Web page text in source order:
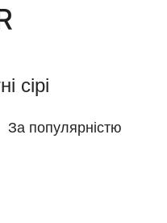
сірі
За популярністю